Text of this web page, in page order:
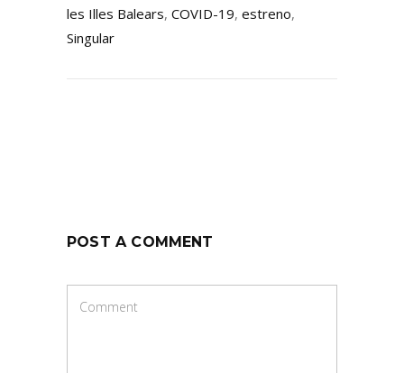
les Illes Balears, COVID-19, estreno,
Singular
POST A COMMENT